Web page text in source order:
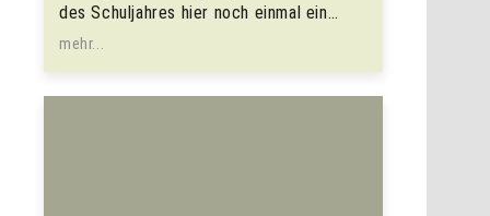
des Schuljahres hier noch einmal ein…
mehr...